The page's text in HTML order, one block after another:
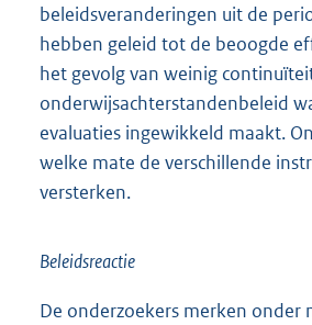
beleidsveranderingen uit de
hebben geleid tot de beoogde
het gevolg van weinig
onderwijsachterstandenbeleid
evaluaties ingewikkeld maakt.
welke mate de verschillende
versterken.
Beleidsreactie
De onderzoekers merken onder